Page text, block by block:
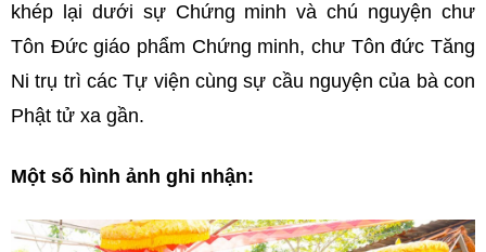
khép lại dưới sự Chứng minh và chú nguyện chư
Tôn Đức giáo phẩm Chứng minh, chư Tôn đức Tăng
Ni trụ trì các Tự viện cùng sự cầu nguyện của bà con
Phật tử xa gần.
Một số hình ảnh ghi nhận: